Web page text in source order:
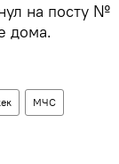
на посту №
дома.
МЧС